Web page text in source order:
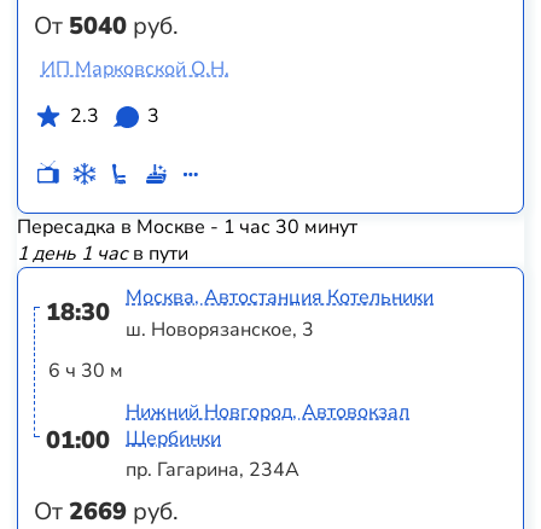
От 5040 руб.
ИП Марковской О.Н.
2.3
3
Пересадка в Москве - 1 час 30 минут
1 день 1 часв пути
18:30
6 ч 30 м
01:00
От2669 руб.
Москва, Автостанция Котельники
ш. Новорязанское, 3
Нижний Новгород, Автовокзал
Щербинки
пр. Гагарина, 234А